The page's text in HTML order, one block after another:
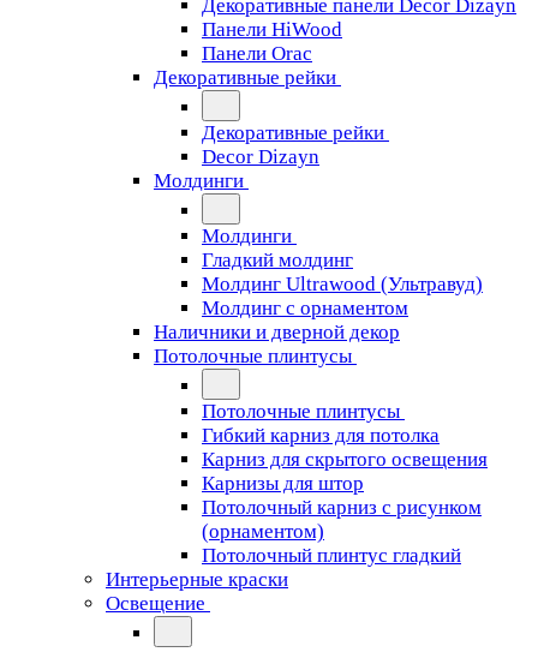
Декоративные панели Decor Dizayn
Панели HiWood
Панели Orac
Декоративные рейки
Декоративные рейки
Decor Dizayn
Молдинги
Молдинги
Гладкий молдинг
Молдинг Ultrawood (Ультравуд)
Молдинг с орнаментом
Наличники и дверной декор
Потолочные плинтусы
Потолочные плинтусы
Гибкий карниз для потолка
Карниз для скрытого освещения
Карнизы для штор
Потолочный карниз с рисунком
(орнаментом)
Потолочный плинтус гладкий
Интерьерные краски
Освещение